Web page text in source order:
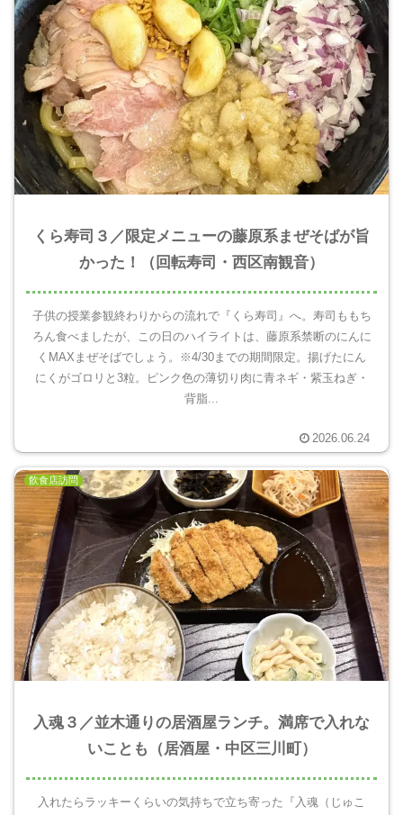
くら寿司３／限定メニューの藤原系まぜそばが旨
かった！（回転寿司・西区南観音）
子供の授業参観終わりからの流れで『くら寿司』へ。寿司ももち
ろん食べましたが、この日のハイライトは、藤原系禁断のにんに
くMAXまぜそばでしょう。※4/30までの期間限定。揚げたにん
にくがゴロリと3粒。ピンク色の薄切り肉に青ネギ・紫玉ねぎ・
背脂...
2026.06.24
飲食店訪問
入魂３／並木通りの居酒屋ランチ。満席で入れな
いことも（居酒屋・中区三川町）
入れたらラッキーくらいの気持ちで立ち寄った『入魂（じゅこ